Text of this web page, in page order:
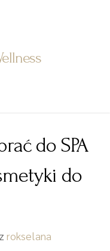
do SPA
do
rokselana